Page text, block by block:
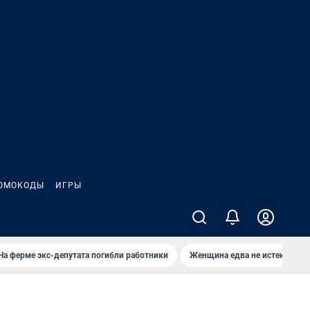
ИГРЫ
ферме экс-депутата погибли работники Женщина едва не истекла